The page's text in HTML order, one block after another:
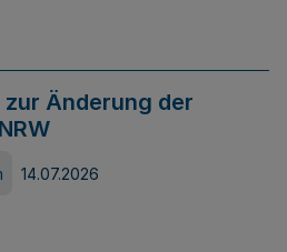
Änderung der
14.07.2026